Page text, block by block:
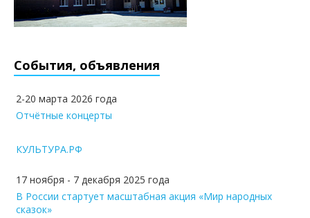
События, объявления
2-20 марта 2026 года
Отчётные концерты
КУЛЬТУРА.РФ
17 ноября - 7 декабря 2025 года
В России стартует масштабная акция «Мир народных
сказок»